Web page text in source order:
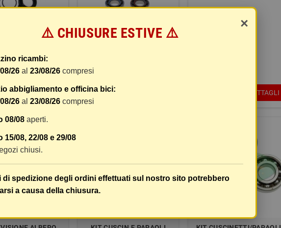
MOTORE ALL-
(RIF: 24-1023)
55,68 € COMPRA 87,37 € 97,08 € DETTAGLI
×
⚠️ CHIUSURE ESTIVE ⚠️
ricambi:
26 al 23/08/26 compresi
abbigliamento e officina bici:
26 al 23/08/26 compresi
08/08 aperti.
15/08, 22/08 e 29/08
chiusi.
di spedizione degli ordini effettuati sul nostro sito potrebbero
a causa della chiusura.